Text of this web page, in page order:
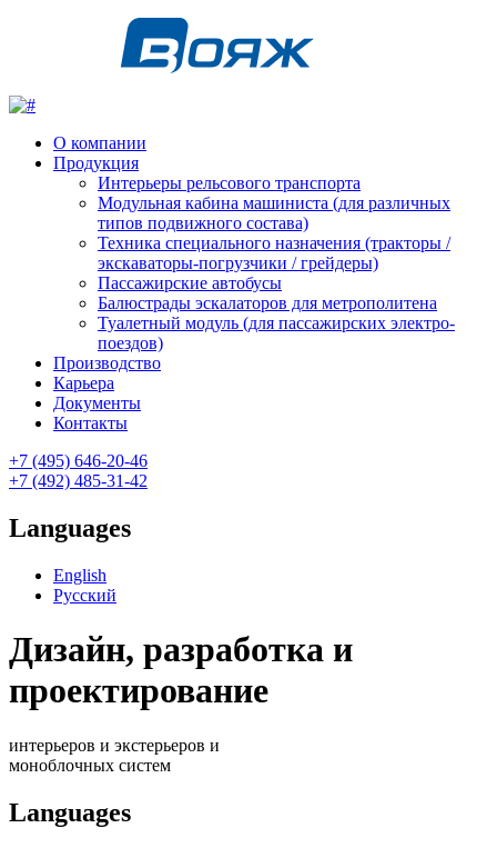
О компании
Продукция
Интерьеры рельсового транспорта
Модульная кабина машиниста (для различных
типов подвижного состава)
Техника специального назначения (тракторы /
экскаваторы-погрузчики / грейдеры)
Пассажирские автобусы
Балюстрады эскалаторов для метрополитена
Туалетный модуль (для пассажирских электро-
поездов)
Производство
Карьера
Документы
Контакты
+7 (495) 646-20-46
+7 (492) 485-31-42
Languages
English
Русский
Дизайн, разработка и
проектирование
интерьеров и экстерьеров и
моноблочных систем
Languages